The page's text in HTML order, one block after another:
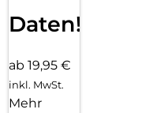
Daten!
ab 19,95 €
inkl. MwSt.
Mehr